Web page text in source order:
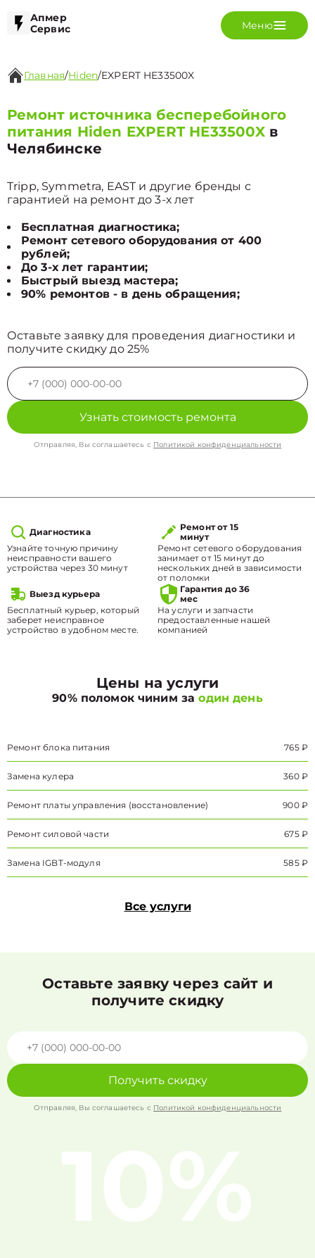
Апмер
Сервис
Меню
Главная/Hiden/EXPERT HE33500X
Ремонт источника бесперебойного
питания Hiden EXPERT HE33500Xв
Челябинске
Tripp, Symmetra, EAST и другие бренды с
гарантией на ремонт до 3-х лет
Бесплатная диагностика;
Ремонт сетевого оборудования от 400
рублей;
До 3-х лет гарантии;
Быстрый выезд мастера;
90% ремонтов - в день обращения;
Оставьте заявку для проведения диагностики и
получите скидку до 25%
Узнать стоимость ремонта
Отправляя, Вы соглашаетесь с Политикой конфиденциальности
Диагностика
Узнайте точную причину
неисправности вашего
устройства через 30 минут
Ремонт от 15
минут
Ремонт сетевого оборудования
занимает от 15 минут до
нескольких дней в зависимости
от поломки
Выезд курьера
Бесплатный курьер, который
заберет неисправное
устройство в удобном месте.
Гарантия до 36
мес
На услуги и запчасти
предоставленные нашей
компанией
Цены на услуги
90% поломок чиним заодин день
Ремонт блока питания 765 ₽
Замена кулера 360 ₽
Ремонт платы управления (восстановление) 900 ₽
Ремонт силовой части 675 ₽
Замена IGBT-модуля 585 ₽
Все услуги
Оставьте заявку через сайт и
получите скидку
Получить скидку
Отправляя, Вы соглашаетесь с Политикой конфиденциальности
10%